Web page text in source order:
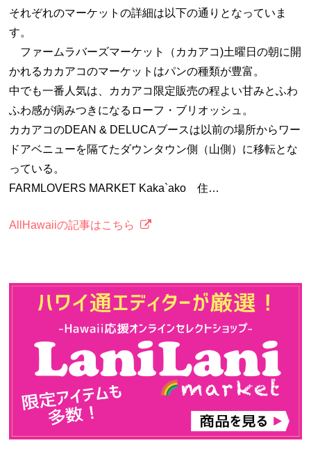
それぞれのマーケットの詳細は以下の通りとなっていま
す。
ファームラバーズマーケット（カカアコ)土曜日の朝に開
かれるカカアコのマーケットはパンの種類が豊富。
中でも一番人気は、カカアコ限定販売の程よい甘みとふわ
ふわ感が病みつきになるローフ・ブリオッシュ。
カカアコのDEAN & DELUCAブースは以前の場所からワー
ドアベニューを隔てたダウンタウン側（山側）に移転とな
っている。
FARMLOVERS MARKET Kaka`ako 住…
AllHawaiiの記事はこちら